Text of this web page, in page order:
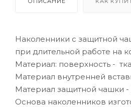
Наколенники с защитной
при длительной работе на
Материал: поверхность -
Материал внутренней
Материал защитной чашки
Основа наколенников